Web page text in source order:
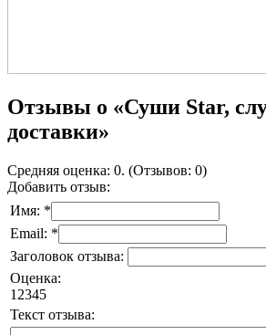
Отзывы о «Суши Star,
доставки»
Средняя оценка: 0. (Отзывов: 0)
Добавить отзыв:
Имя: *
Email: *
Заголовок отзыва:
Оценка:
1 2345
Текст отзыва: